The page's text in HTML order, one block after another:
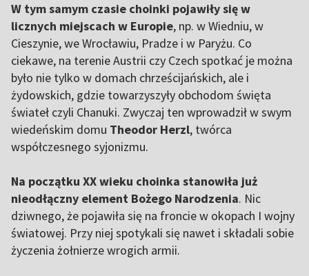
W tym samym czasie choinki pojawiły się w
licznych miejscach w Europie, np. w Wiedniu, w
Cieszynie, we Wrocławiu, Pradze i w Paryżu. Co
ciekawe, na terenie Austrii czy Czech spotkać je można
było nie tylko w domach chrześcijańskich, ale i
żydowskich, gdzie towarzyszyły obchodom święta
świateł czyli Chanuki. Zwyczaj ten wprowadził w swym
wiedeńskim domu Theodor Herzl, twórca
współczesnego syjonizmu.
Na początku XX wieku choinka stanowiła już
nieodłączny element Bożego Narodzenia. Nic
dziwnego, że pojawiła się na froncie w okopach I wojny
światowej. Przy niej spotykali się nawet i składali sobie
życzenia żołnierze wrogich armii.